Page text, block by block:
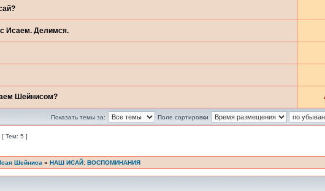
Исаем. Делимся.
Шейнисом?
Показать темы за: Поле сортировки
[ Тем: 5 ]
Шейниса » НАШ ИСАЙ: ВОСПОМИНАНИЯ